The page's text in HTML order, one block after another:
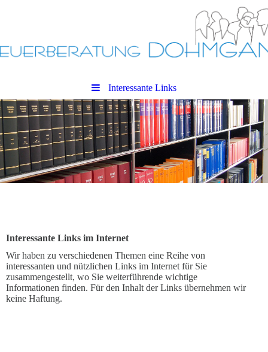
Interessante Links
Interessante Links im Internet
Wir haben zu verschiedenen Themen eine Reihe von
interessanten und nützlichen Links im Internet für Sie
zusammengestellt, wo Sie weiterführende wichtige
Informationen finden. Für den Inhalt der Links übernehmen wir
keine Haftung.